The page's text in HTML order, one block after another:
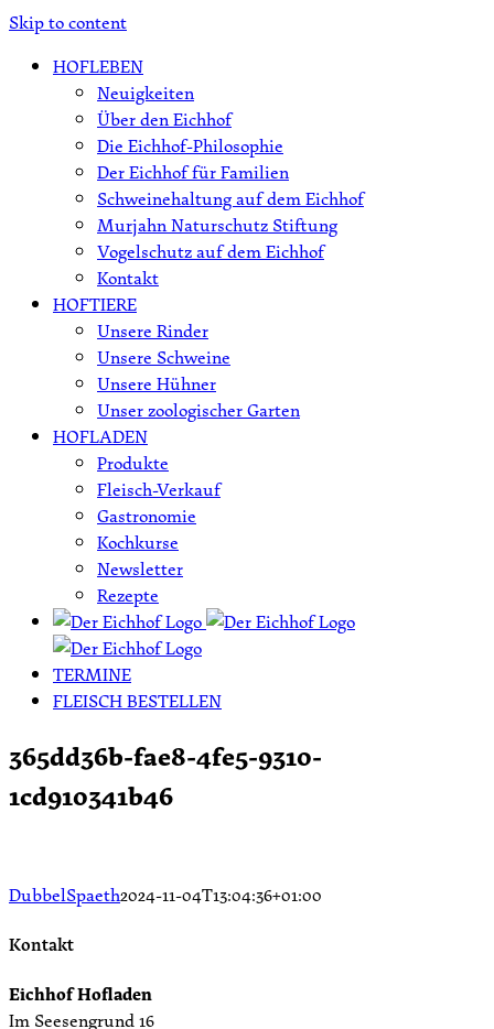
Skip to content
HOFLEBEN
Neuigkeiten
Über den Eichhof
Die Eichhof-Philosophie
Der Eichhof für Familien
Schweinehaltung auf dem Eichhof
Murjahn Naturschutz Stiftung
Vogelschutz auf dem Eichhof
Kontakt
HOFTIERE
Unsere Rinder
Unsere Schweine
Unsere Hühner
Unser zoologischer Garten
HOFLADEN
Produkte
Fleisch-Verkauf
Gastronomie
Kochkurse
Newsletter
Rezepte
TERMINE
FLEISCH BESTELLEN
365dd36b-fae8-4fe5-9310-
1cd910341b46
DubbelSpaeth2024-11-04T13:04:36+01:00
Kontakt
Eichhof Hofladen
Im Seesengrund 16